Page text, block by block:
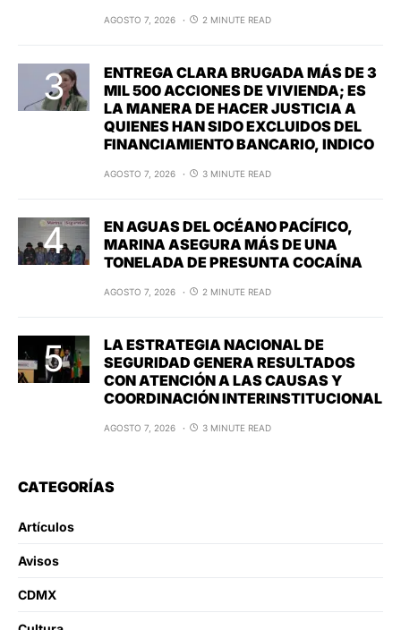
AGOSTO 7, 2026 2 MINUTE READ
ENTREGA CLARA BRUGADA MÁS DE 3
MIL 500 ACCIONES DE VIVIENDA; ES
LA MANERA DE HACER JUSTICIA A
QUIENES HAN SIDO EXCLUIDOS DEL
FINANCIAMIENTO BANCARIO, INDICO
AGOSTO 7, 2026 3 MINUTE READ
EN AGUAS DEL OCÉANO PACÍFICO,
MARINA ASEGURA MÁS DE UNA
TONELADA DE PRESUNTA COCAÍNA
AGOSTO 7, 2026 2 MINUTE READ
LA ESTRATEGIA NACIONAL DE
SEGURIDAD GENERA RESULTADOS
CON ATENCIÓN A LAS CAUSAS Y
COORDINACIÓN INTERINSTITUCIONAL
AGOSTO 7, 2026 3 MINUTE READ
CATEGORÍAS
Artículos
Avisos
CDMX